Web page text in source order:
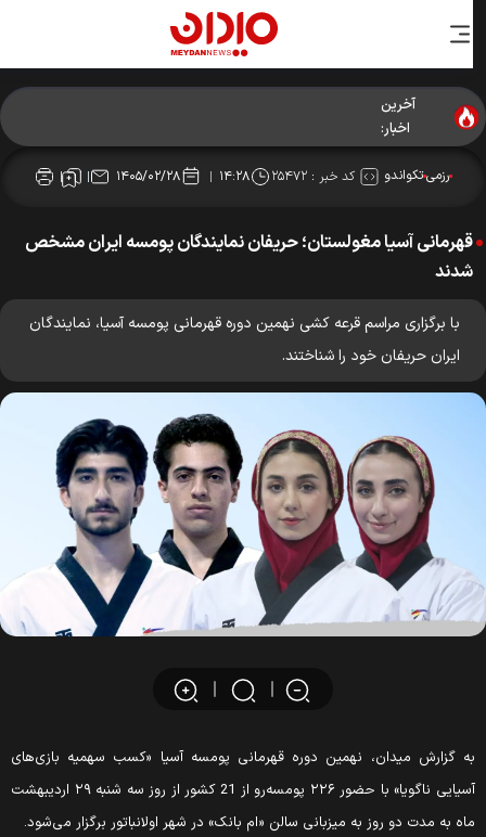
آخرین
اخبار:
لغو مسابقات کاراته رده‌های سنی آسیا
رزمیتکواندو کد خبر : ۲۵۴۷۲ ۱۴:۲۸ ۱۴۰۵/۰۲/۲۸
قهرمانی آسیا مغولستان؛ حریفان نمایندگان پومسه ایران مشخص
شدند
با برگزاری مراسم قرعه کشی نهمین دوره قهرمانی پومسه آسیا، نمایندگان
ایران حریفان خود را شناختند.
گزارش میدان، نهمین دوره قهرمانی پومسه آسیا «کسب سهمیه بازی‌‌های
آسیایی ناگویا» با حضور ۲۲۶ پومسه‌رو از 21 کشور از روز سه شنبه ۲۹ اردیبهشت
به مدت دو روز به میزبانی سالن «ام بانک» در شهر اولانباتور برگزار می‌شود.